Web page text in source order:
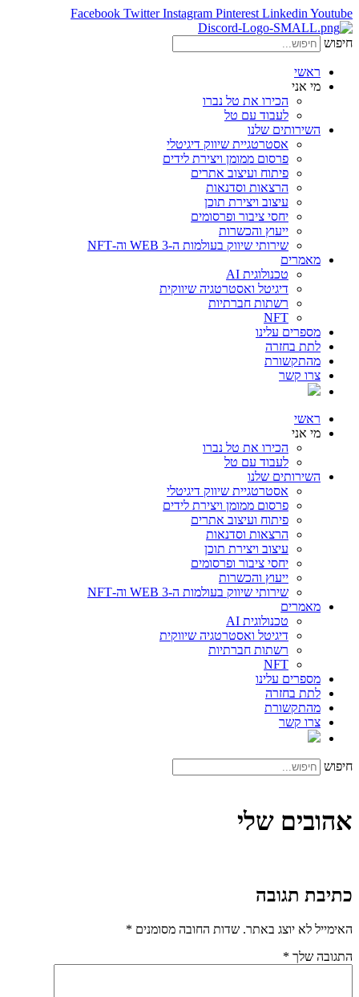
Facebook Twitter Instagram Pinterest Linkedin Youtube
חיפוש
ראשי
מי אני
הכירו את טל נברו
לעבוד עם טל
השירותים שלנו
אסטרטגיית שיווק דיגיטלי
פרסום ממומן ויצירת לידים
פיתוח ועיצוב אתרים
הרצאות וסדנאות
עיצוב ויצירת תוכן
יחסי ציבור ופרסומים
ייעוץ והכשרות
שירותי שיווק בעולמות ה-WEB 3 וה-NFT
מאמרים
טכנולוגית AI
דיגיטל ואסטרטגיה שיווקית
רשתות חברתיות
NFT
מספרים עלינו
לתת בחזרה
מהתקשורת
צרו קשר
ראשי
מי אני
הכירו את טל נברו
לעבוד עם טל
השירותים שלנו
אסטרטגיית שיווק דיגיטלי
פרסום ממומן ויצירת לידים
פיתוח ועיצוב אתרים
הרצאות וסדנאות
עיצוב ויצירת תוכן
יחסי ציבור ופרסומים
ייעוץ והכשרות
שירותי שיווק בעולמות ה-WEB 3 וה-NFT
מאמרים
טכנולוגית AI
דיגיטל ואסטרטגיה שיווקית
רשתות חברתיות
NFT
מספרים עלינו
לתת בחזרה
מהתקשורת
צרו קשר
חיפוש
אהובים שלי
כתיבת תגובה
האימייל לא יוצג באתר. שדות החובה מסומנים *
התגובה שלך *